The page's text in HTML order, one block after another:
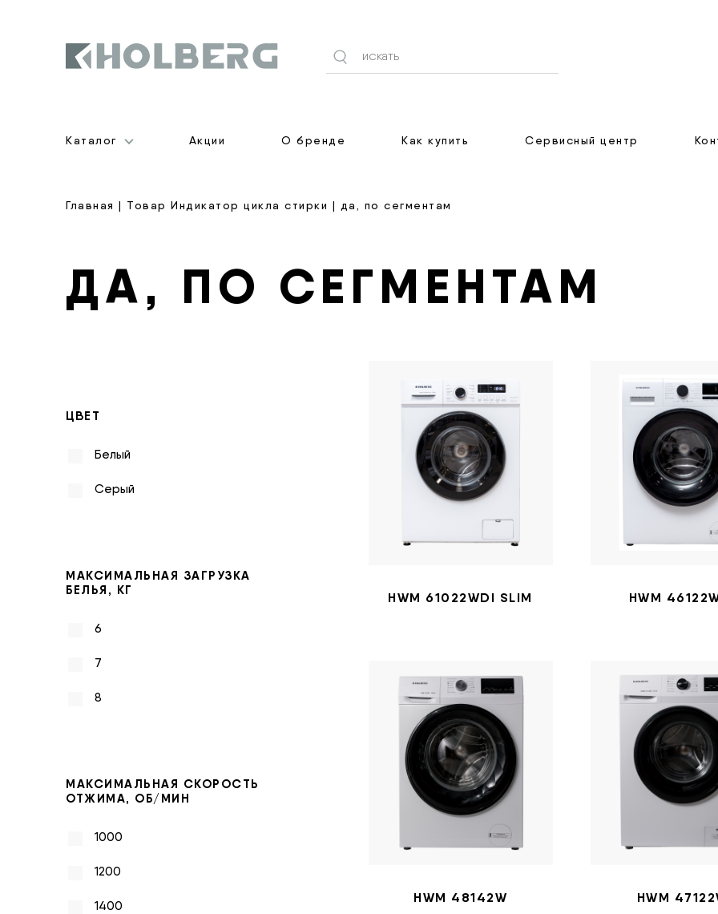
Каталог Акции О бренде Как купить Сервисный центр
Главная | Товар Индикатор цикла стирки | да, по сегментам
ДА, ПО СЕГМЕНТАМ
ЦВЕТ
Белый
Серый
МАКСИМАЛЬНАЯ ЗАГРУЗКА
БЕЛЬЯ, КГ
6
7
8
МАКСИМАЛЬНАЯ СКОРОСТЬ
ОТЖИМА, ОБ/МИН
1000
1200
1400
HWM 61022WDI SLIM HWM
HWM 48142W HWM